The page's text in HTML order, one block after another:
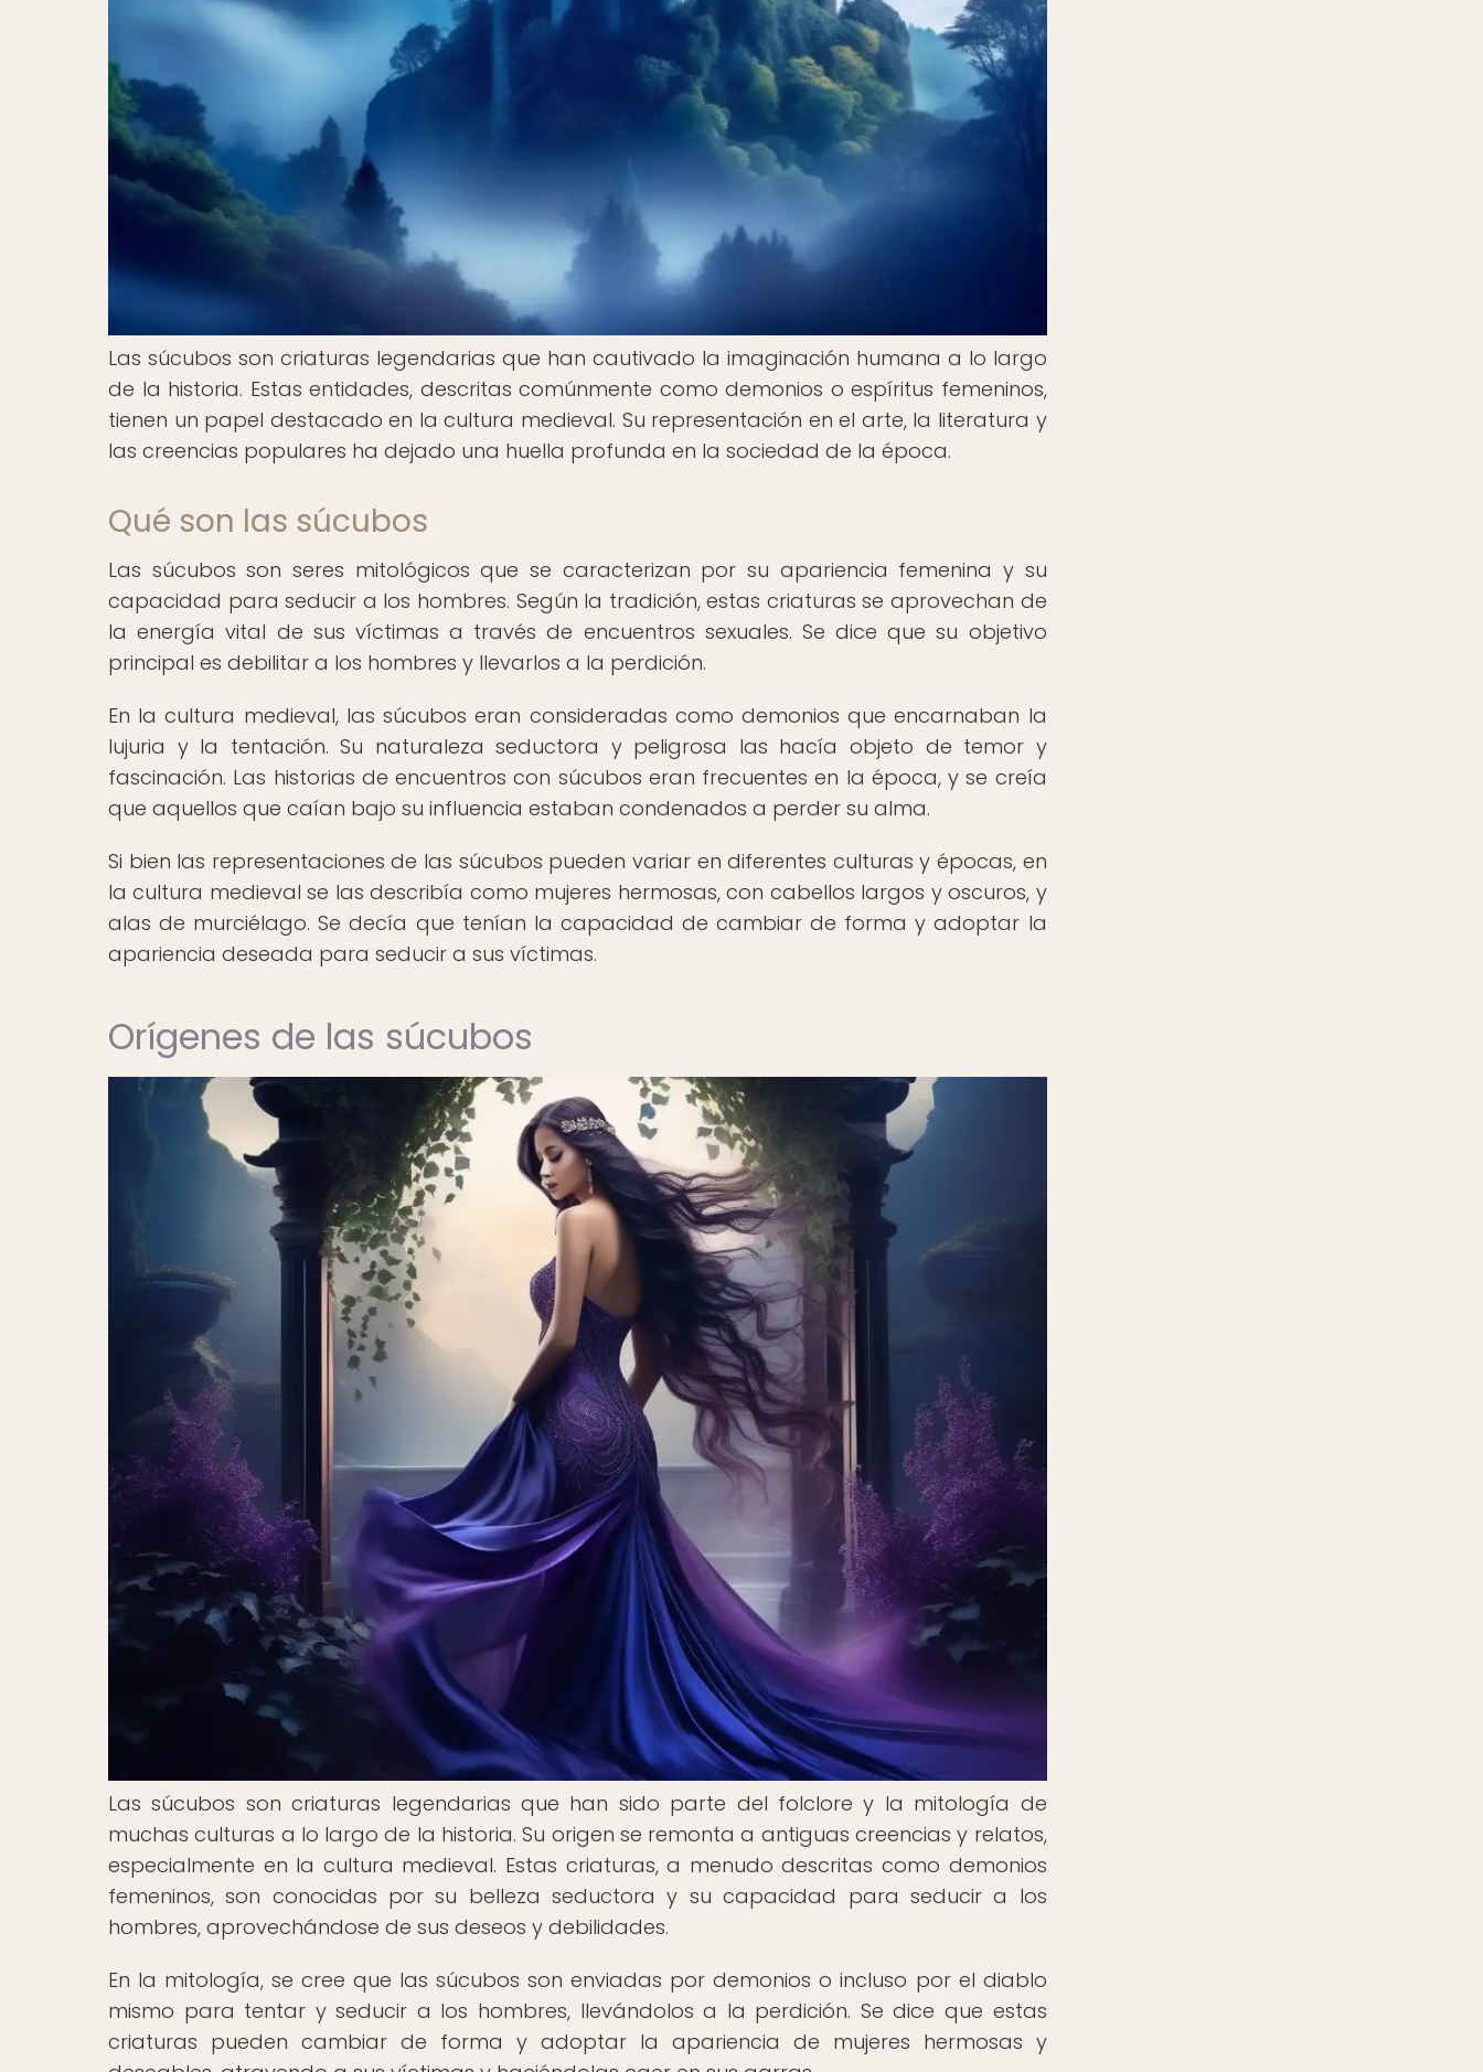
Las súcubos son criaturas legendarias que han cautivado la imaginación humana a lo largo
de la historia. Estas entidades, descritas comúnmente como demonios o espíritus femeninos,
tienen un papel destacado en la cultura medieval. Su representación en el arte, la literatura y
las creencias populares ha dejado una huella profunda en la sociedad de la época.
Qué son las súcubos
Las súcubos son seres mitológicos que se caracterizan por su apariencia femenina y su
capacidad para seducir a los hombres. Según la tradición, estas criaturas se aprovechan de
la energía vital de sus víctimas a través de encuentros sexuales. Se dice que su objetivo
principal es debilitar a los hombres y llevarlos a la perdición.
En la cultura medieval, las súcubos eran consideradas como demonios que encarnaban la
lujuria y la tentación. Su naturaleza seductora y peligrosa las hacía objeto de temor y
fascinación. Las historias de encuentros con súcubos eran frecuentes en la época, y se creía
que aquellos que caían bajo su influencia estaban condenados a perder su alma.
Si bien las representaciones de las súcubos pueden variar en diferentes culturas y épocas, en
la cultura medieval se las describía como mujeres hermosas, con cabellos largos y oscuros, y
alas de murciélago. Se decía que tenían la capacidad de cambiar de forma y adoptar la
apariencia deseada para seducir a sus víctimas.
Orígenes de las súcubos
Las súcubos son criaturas legendarias que han sido parte del folclore y la mitología de
muchas culturas a lo largo de la historia. Su origen se remonta a antiguas creencias y relatos,
especialmente en la cultura medieval. Estas criaturas, a menudo descritas como demonios
femeninos, son conocidas por su belleza seductora y su capacidad para seducir a los
hombres, aprovechándose de sus deseos y debilidades.
En la mitología, se cree que las súcubos son enviadas por demonios o incluso por el diablo
mismo para tentar y seducir a los hombres, llevándolos a la perdición. Se dice que estas
criaturas pueden cambiar de forma y adoptar la apariencia de mujeres hermosas y